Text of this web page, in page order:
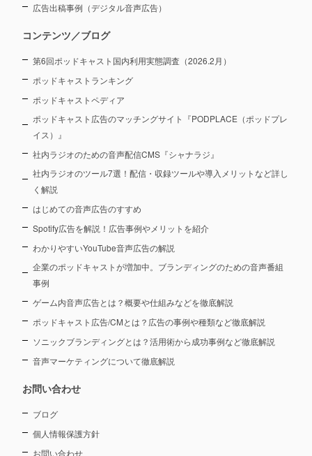
広告出稿事例（デジタル音声広告）
コンテンツ／ブログ
第6回ポッドキャスト国内利用実態調査（2026.2月）
ポッドキャストランキング
ポッドキャストペディア
ポッドキャスト広告のマッチングサイト『PODPLACE（ポッドプレ
イス）』
社内ラジオのための音声配信CMS『シャナラジ』
社内ラジオのツール7選！配信・収録ツールや導入メリットなど詳し
く解説
はじめての音声広告のすすめ
Spotify広告を解説！広告事例やメリットを紹介
わかりやすいYouTube音声広告の解説
企業のポッドキャストが増加中。ブランディングのための音声番組
事例
ゲーム内音声広告とは？概要や仕組みなどを徹底解説
ポッドキャスト広告/CMとは？広告の事例や種類など徹底解説
ソニックブランディングとは？活用術から成功事例など徹底解説
音声マーケティングについて徹底解説
お問い合わせ
ブログ
個人情報保護方針
お問い合わせ